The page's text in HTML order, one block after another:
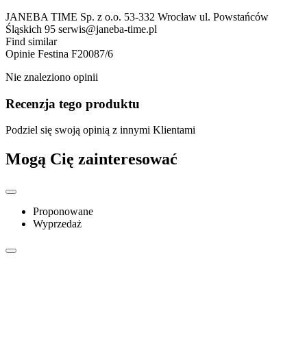
JANEBA TIME Sp. z o.o. 53-332 Wrocław ul. Powstańców
Śląskich 95 serwis@janeba-time.pl
Find similar
Opinie Festina F20087/6
Nie znaleziono opinii
Recenzja tego produktu
Podziel się swoją opinią z innymi Klientami
Mogą Cię zainteresować
Proponowane
Wyprzedaż